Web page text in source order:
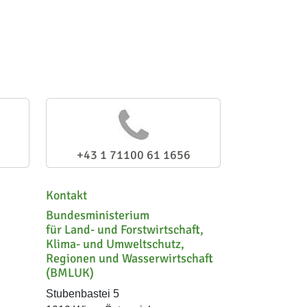
+43 1 71100 61 1656
Kontakt
Bundesministerium
für Land- und Forstwirtschaft,
Klima- und Umweltschutz,
Regionen und Wasserwirtschaft
(BMLUK)
Stubenbastei 5